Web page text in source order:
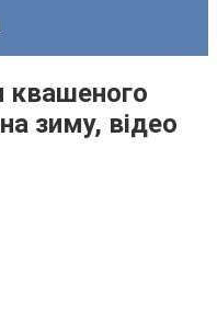
квашеного
зиму, відео